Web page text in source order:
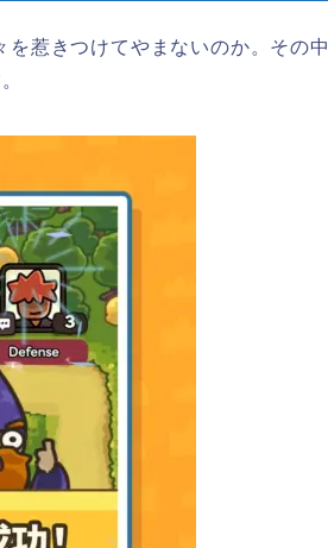
惹きつけてやまないのか。その中